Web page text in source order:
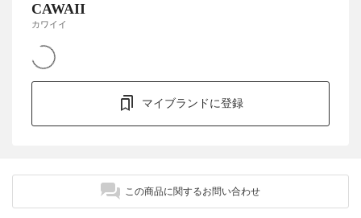
CAWAII
カワイイ
マイブランドに登録
この商品に関するお問い合わせ